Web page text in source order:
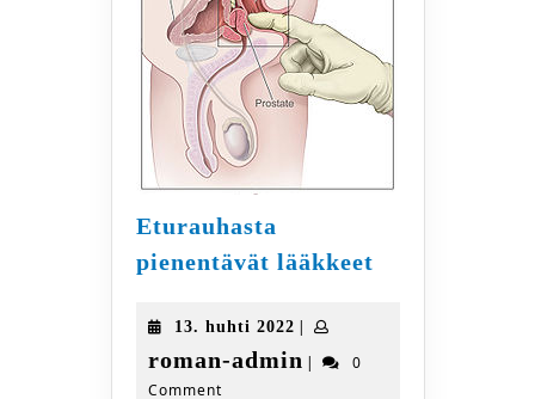
Eturauhasta
pienentävät lääkkeetEturauhasta
13. huhti 202213.
|
roman-admin roman-
|
0
Comment